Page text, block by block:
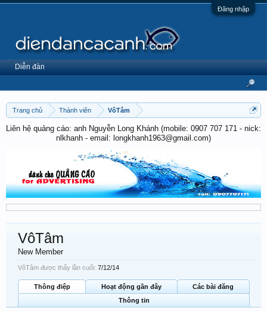
Đăng nhập
Trang chủ Thành viên VôTâm
Liên hệ quảng cáo: anh Nguyễn Long Khánh (mobile: 0907 707 171 - nick:
nlkhanh - email: longkhanh1963@gmail.com)
VôTâm
New Member
VôTâm được thấy lần cuối: 7/12/14
Thông điệp Hoạt động gần đây
Các bài đăng
Thông tin
Diễn đàn